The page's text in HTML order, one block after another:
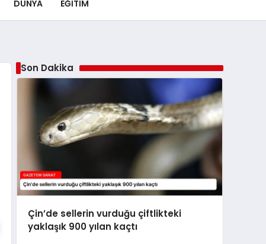
DÜNYA EĞITIM
Son Dakika
Çin’de sellerin vurduğu çiftlikteki
yaklaşık 900 yılan kaçtı